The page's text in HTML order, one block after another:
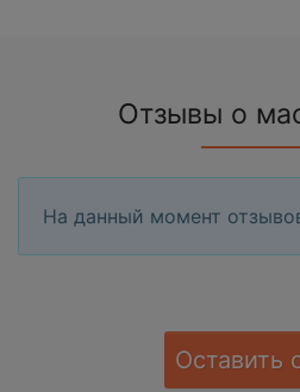
Отзывы о
На данный момент
Оставить